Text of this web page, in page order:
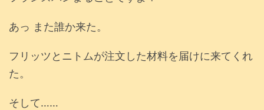
あっ また誰か来た。
フリッツとニトムが注文した材料を届けに来てくれ
た。
そして……